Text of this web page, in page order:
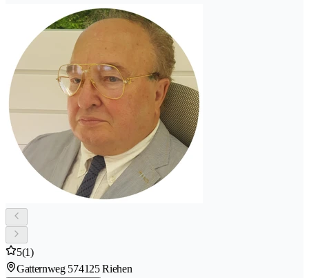
5(1)
Gatternweg 574125 Riehen